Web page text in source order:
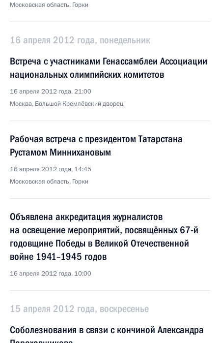
Московская область, Горки
16 апреля 2012 года, понедельник
Встреча с участниками Генассамблеи Ассоциации
национальных олимпийских комитетов
16 апреля 2012 года, 21:00
Москва, Большой Кремлёвский дворец
Рабочая встреча с президентом Татарстана
Рустамом Миннихановым
16 апреля 2012 года, 14:45
Московская область, Горки
Объявлена аккредитация журналистов
на освещение мероприятий, посвящённых 67-й
годовщине Победы в Великой Отечественной
войне 1941–1945 годов
16 апреля 2012 года, 10:00
15 апреля 2012 года, воскресенье
Соболезнования в связи с кончиной Александра